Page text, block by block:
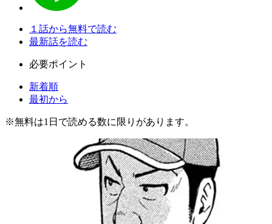
１話から無料で読む
最新話を読む
必要ポイント
新着順
最初から
※無料は1日で読める数に限りがあります。